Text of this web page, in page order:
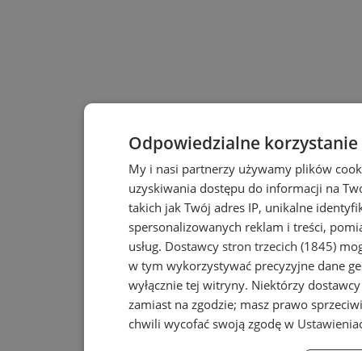
Odpowiedzialne korzystanie
My i nasi partnerzy używamy plików
uzyskiwania dostępu do informacji na
takich jak Twój adres IP, unikalne
spersonalizowanych reklam i treści,
usług. Dostawcy stron trzecich (1845)
w tym wykorzystywać precyzyjne dane
wyłącznie tej witryny. Niektórzy
zamiast na zgodzie; masz prawo
chwili wycofać swoją zgodę w